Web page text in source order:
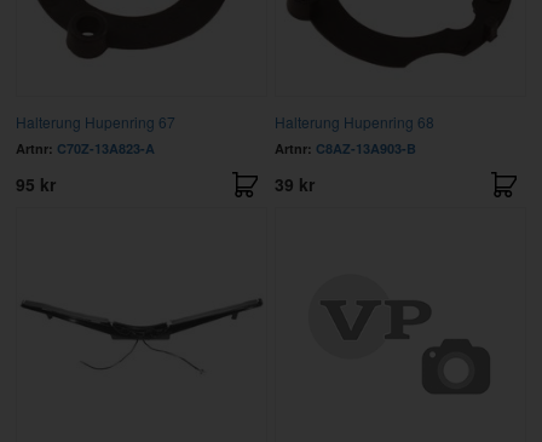
Halterung Hupenring 67
Artnr: C70Z-13A823-A
95 kr
Halterung Hupenring 68
Artnr: C8AZ-13A903-B
39 kr